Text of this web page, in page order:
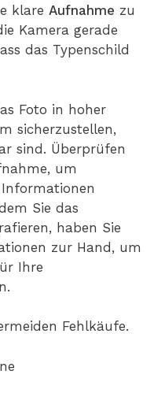
klare Aufnahme zu
Kamera gerade
das Typenschild
Foto in hoher
sicherzustellen,
sind. Überprüfen
um
Sie das
haben Sie
zur Hand, um
Ihre
Fehlkäufe.